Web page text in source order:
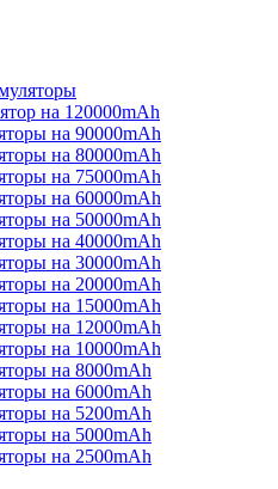
на 120000mAh
на 90000mAh
на 80000mAh
на 75000mAh
на 60000mAh
на 50000mAh
на 40000mAh
на 30000mAh
на 20000mAh
на 15000mAh
на 12000mAh
на 10000mAh
на 8000mAh
на 6000mAh
на 5200mAh
на 5000mAh
на 2500mAh